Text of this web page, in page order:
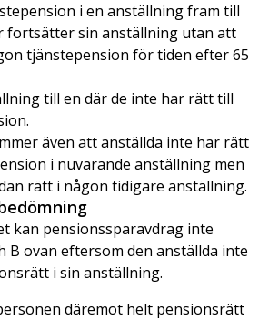
i en anställning fram till
fortsätter sin anställning utan att
tjänstepension för tiden efter 65
till en där de inte har rätt till
även att anställda inte har rätt
i nuvarande anställning men
rätt i någon tidigare anställning.
kan pensionssparavdrag inte
B ovan eftersom den anställda inte
i sin anställning.
däremot helt pensionsrätt